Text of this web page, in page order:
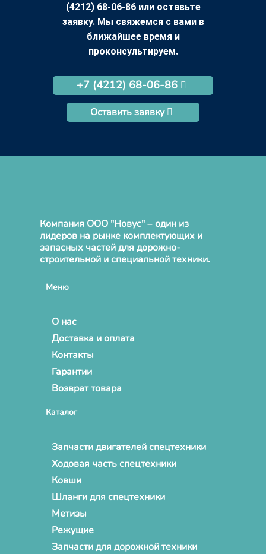
(4212) 68-06-86 или оставьте
заявку. Мы свяжемся с вами в
ближайшее время и
проконсультируем.
+7 (4212) 68-06-86
Оставить заявку
Компания ООО "Новус" – один из
лидеров на рынке комплектующих и
запасных частей для дорожно-
строительной и специальной техники.
Меню
О нас
Доставка и оплата
Контакты
Гарантии
Возврат товара
Каталог
Запчасти двигателей спецтехники
Ходовая часть спецтехники
Ковши
Шланги для спецтехники
Метизы
Режущие
Запчасти для дорожной техники